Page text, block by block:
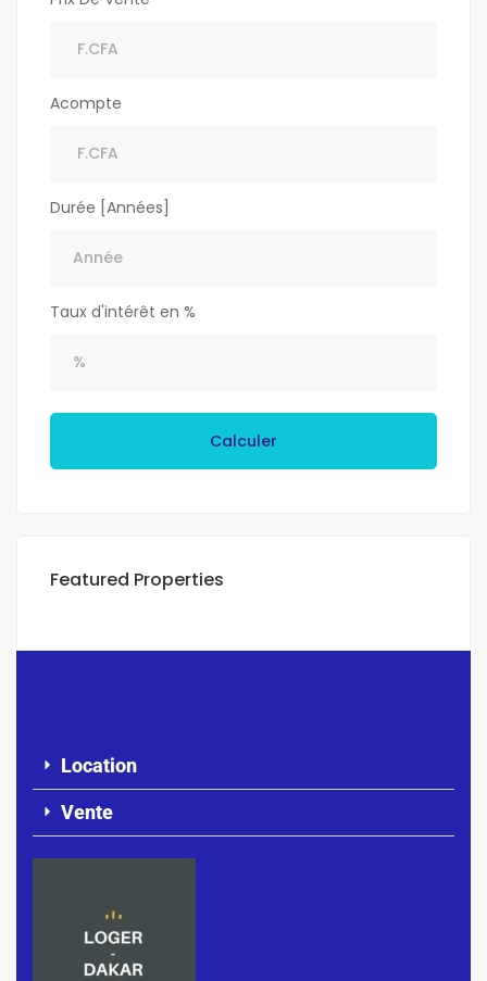
Acompte
Durée [Années]
Taux d'intérêt en %
Calculer
Featured Properties
Location
Vente